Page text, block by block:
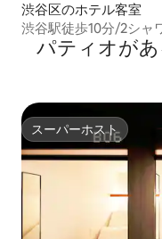
渋谷区のホテル客室
渋谷駅徒歩10分/2シャ
ド室パティオが
スーパーホスト
スーパーホスト